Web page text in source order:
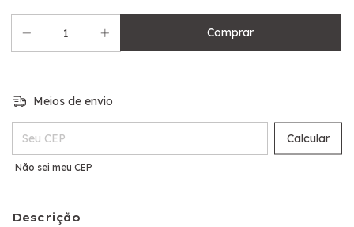
Meios de envio
Entregas para o CEP:
Calcular
Não sei meu CEP
Descrição